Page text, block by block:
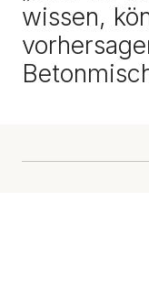
wissen, kö
vorhersage
Betonmisc